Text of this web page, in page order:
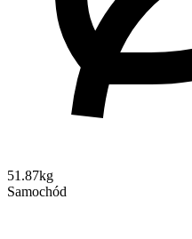
51.87kg
Samochód